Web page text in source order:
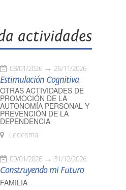
actividades
08/01/2026 26/11/2026
Estimulación Cognitiva
OTRAS ACTIVIDADES DE
PROMOCIÓN DE LA
AUTONOMÍA PERSONAL Y
PREVENCIÓN DE LA
DEPENDENCIA
Ledesma
09/01/2026 31/12/2026
Construyendo mi Futuro
FAMILIA